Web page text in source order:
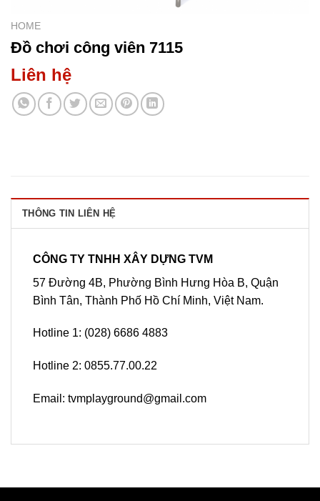
HOME
Đồ chơi công viên 7115
Liên hệ
THÔNG TIN LIÊN HỆ
CÔNG TY TNHH XÂY DỰNG TVM
57 Đường 4B, Phường Bình Hưng Hòa B, Quận
Bình Tân, Thành Phố Hồ Chí Minh, Việt Nam.
Hotline 1: (028) 6686 4883
Hotline 2: 0855.77.00.22
Email: tvmplayground@gmail.com